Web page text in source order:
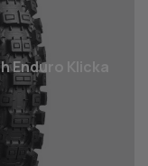
Enduro Klicka